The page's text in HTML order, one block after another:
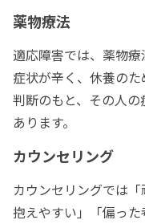
薬物療法
適応障害では、薬物療
症状が辛く、休養の
判断のもと、その人
あります。
カウンセリング
カウンセリングでは
抱えやすい」「偏っ